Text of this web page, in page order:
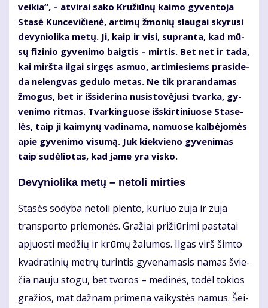
vei­kia“, – at­vi­rai sa­ko Kru­žiū­nų kai­mo gy­ven­to­ja
Sta­sė Kun­ce­vi­čie­nė, ar­ti­mų žmo­nių slau­gai sky­ru­si
de­vy­nio­li­ka me­tų. Ji, kaip ir vi­si, su­pran­ta, kad mū­
sų fi­zi­nio gy­ve­ni­mo baig­tis – mir­tis. Bet net ir ta­da,
kai mirš­ta il­gai sir­gęs as­muo, ar­ti­mie­siems pra­si­de­
da ne­leng­vas ge­du­lo me­tas. Ne tik pra­ran­da­mas
žmo­gus, bet ir iš­si­de­ri­na nu­si­sto­vė­ju­si tvar­ka, gy­
ve­ni­mo rit­mas. Tvar­kin­guo­se iš­skir­ti­niuo­se Sta­se­
lės, taip ji kai­my­nų va­di­na­ma, na­muo­se kal­bė­jo­mės
apie gy­ve­ni­mo vi­su­mą. Juk kiek­vie­no gy­ve­ni­mas
taip su­dė­lio­tas, kad ja­me yra vis­ko.
De­vy­nio­li­ka me­tų – ne­to­li mir­ties
Sta­sės so­dy­ba ne­to­li plen­to, ku­riuo zu­ja ir zu­ja
trans­por­to prie­mo­nės. Gra­žiai pri­žiū­ri­mi pa­sta­tai
ap­juos­ti me­džių ir krū­mų ža­lu­mos. Il­gas virš šim­to
kvad­ra­ti­nių met­rų tu­rin­tis gy­ve­na­ma­sis na­mas švie­
čia nau­ju sto­gu, bet tvo­ros – me­di­nės, to­dėl to­kios
gra­žios, mat daž­nam pri­me­na vai­kys­tės na­mus. Šei­